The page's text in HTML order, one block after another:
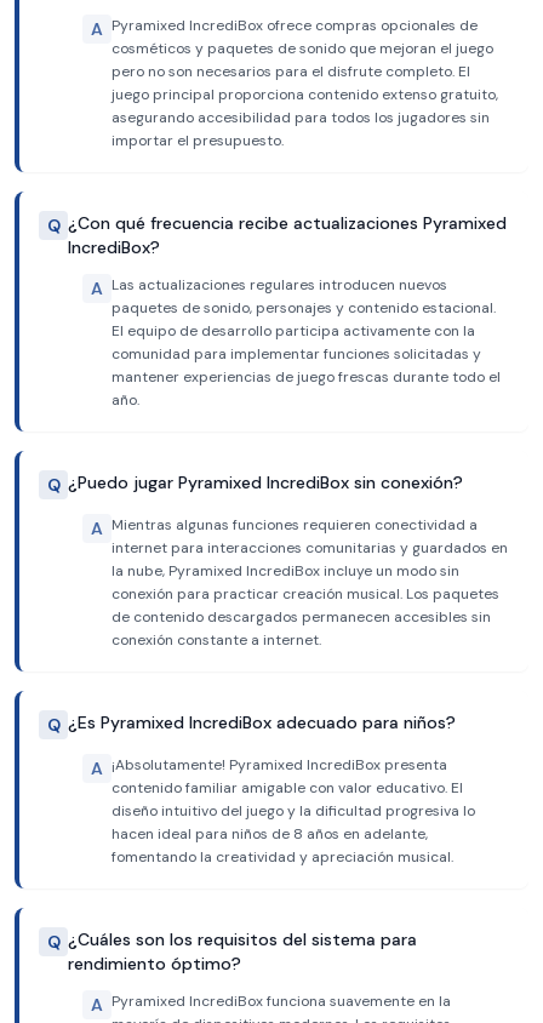
A Pyramixed IncrediBox ofrece compras opcionales de
cosméticos y paquetes de sonido que mejoran el juego
pero no son necesarios para el disfrute completo. El
juego principal proporciona contenido extenso gratuito,
asegurando accesibilidad para todos los jugadores sin
importar el presupuesto.
Q ¿Con qué frecuencia recibe actualizaciones Pyramixed
IncrediBox?
A Las actualizaciones regulares introducen nuevos
paquetes de sonido, personajes y contenido estacional.
El equipo de desarrollo participa activamente con la
comunidad para implementar funciones solicitadas y
mantener experiencias de juego frescas durante todo el
año.
Q ¿Puedo jugar Pyramixed IncrediBox sin conexión?
A Mientras algunas funciones requieren conectividad a
internet para interacciones comunitarias y guardados en
la nube, Pyramixed IncrediBox incluye un modo sin
conexión para practicar creación musical. Los paquetes
de contenido descargados permanecen accesibles sin
conexión constante a internet.
Q ¿Es Pyramixed IncrediBox adecuado para niños?
A ¡Absolutamente! Pyramixed IncrediBox presenta
contenido familiar amigable con valor educativo. El
diseño intuitivo del juego y la dificultad progresiva lo
hacen ideal para niños de 8 años en adelante,
fomentando la creatividad y apreciación musical.
Q ¿Cuáles son los requisitos del sistema para
rendimiento óptimo?
A Pyramixed IncrediBox funciona suavemente en la